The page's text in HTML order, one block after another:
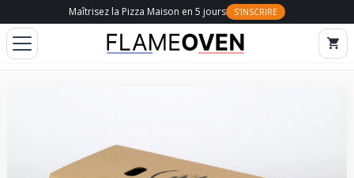
Maîtrisez la Pizza Maison en 5 jours S'INSCRIRE